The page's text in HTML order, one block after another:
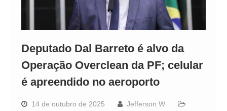
Deputado Dal Barreto é alvo da
Operação Overclean da PF; celular
é apreendido no aeroporto
14 de outubro de 2025
Jefferson W